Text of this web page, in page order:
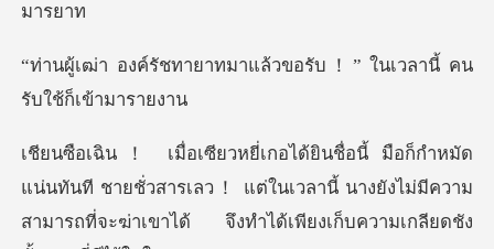
าทมาแล้วขอรับ！” ในเวลาน
นทันที ชายชั่วสารเลว！ แต่ในเวลานี้ นางยังไม่มีความ
สามารถที่